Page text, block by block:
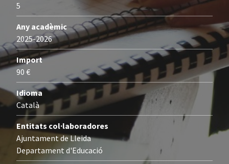
5
Any acadèmic
2025-2026
Import
90 €
Idioma
Català
Entitats col·laboradores
Ajuntament de Lleida
Departament d'Educació